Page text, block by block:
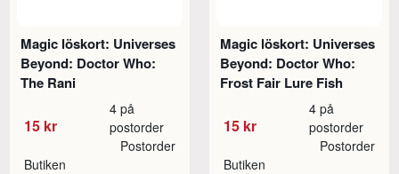
Magic löskort: Universes
Beyond: Doctor Who:
The Rani
15 kr
4 på
postorder
Butiken
Postorder
Magic löskort: Universes
Beyond: Doctor Who:
Frost Fair Lure Fish
15 kr
4 på
postorder
Butiken
Postorder